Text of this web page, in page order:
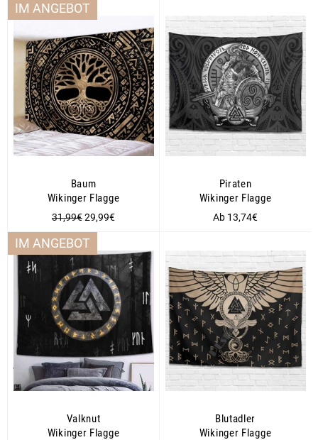
Baum
Wikinger Flagge
Normaler
Preis
31,99€Sonderpreis
29,99€
IM ANGEBOT
Piraten
Wikinger Flagge
Ab 13,74€
Valknut
Wikinger Flagge
IM ANGEBOT
Blutadler
Wikinger Flagge